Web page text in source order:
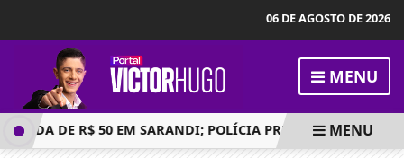
06 DE AGOSTO DE 2026
MENU
DE R$ 50 EM SARANDI; POLÍCIA PRENDE PRINCIPAL
MENU